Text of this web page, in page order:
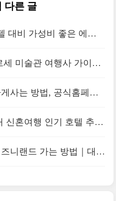
다른 글
대비 가성비 좋은 에펠
미술관 여행사 가이드
사는 방법, 공식홈페이
신혼여행 인기 호텔 추천
니랜드 가는 방법｜대중